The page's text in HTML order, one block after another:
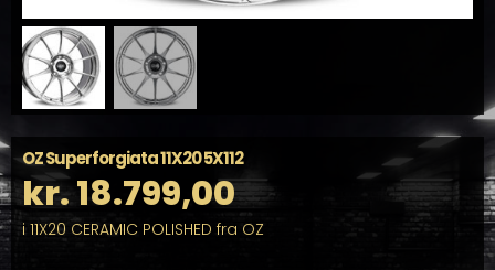
OZ Superforgiata 11X20 5X112
kr.18.799,00
i 11X20 CERAMIC POLISHED fra OZ